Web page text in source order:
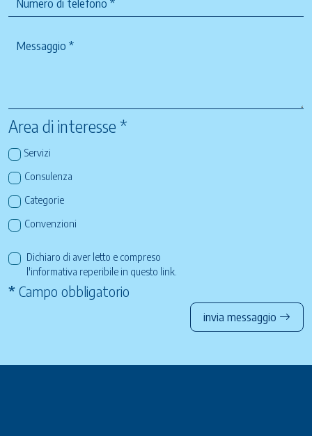
Area di interesse *
Servizi
Consulenza
Categorie
Convenzioni
Dichiaro di aver letto e compreso
l'informativa reperibile in questo link
* Campo obbligatorio
invia messaggio